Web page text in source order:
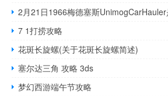
2月21日1966梅德塞斯
7 1打捞攻略
花斑长旋螺(关于花斑长旋螺简述)
塞尔达三角 攻略 3ds
梦幻西游端午节攻略